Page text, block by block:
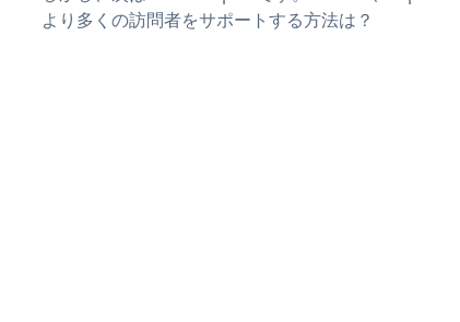
より多くの訪問者をサポートする方法は？